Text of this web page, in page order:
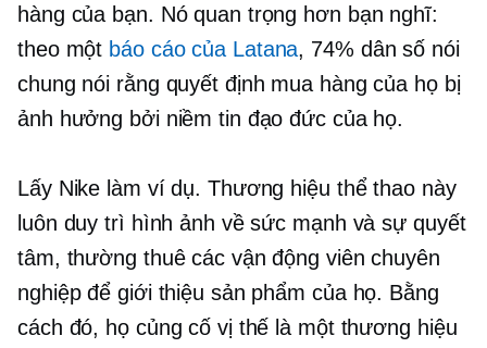
hàng của bạn. Nó quan trọng hơn bạn nghĩ:
theo một báo cáo của Latana, 74% dân số nói
chung nói rằng quyết định mua hàng của họ bị
ảnh hưởng bởi niềm tin đạo đức của họ.
Lấy Nike làm ví dụ. Thương hiệu thể thao này
luôn duy trì hình ảnh về sức mạnh và sự quyết
tâm, thường thuê các vận động viên chuyên
nghiệp để giới thiệu sản phẩm của họ. Bằng
cách đó, họ củng cố vị thế là một thương hiệu